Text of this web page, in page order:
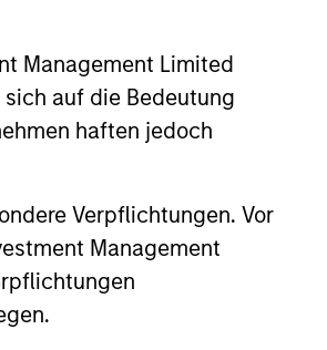
Management Limited
auf die Bedeutung
haften jedoch
Verpflichtungen. Vor
Management
is